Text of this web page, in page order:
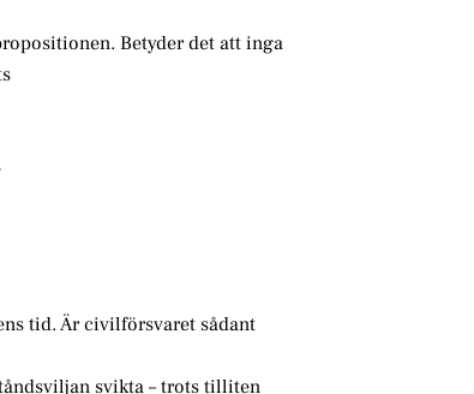
Betyder det att inga
tid. Är civilförsvaret sådant
svikta – trots tilliten